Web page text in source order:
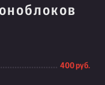
400 руб.